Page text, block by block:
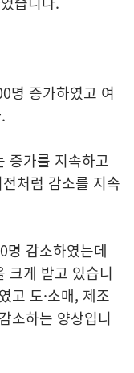
명 증가하였고 여
증가를 지속하고
처럼 감소를 지속
감소하였는데
크게 받고 있습니
고 도·소매, 제조
소하는 양상입니